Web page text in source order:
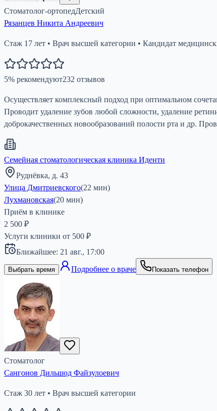
Стоматолог-ортопедДетский
Рязанцев Никита Андреевич
Стаж 17 лет • Врач высшей категории • Кандидат
5% рекомендуют232 отзывов
Осуществляет комплексный подход при оптимальном
Проводит удаление зубов любой сложности, удаление
доброкачественных новообразований полости рта и др.
Семейная стоматологическая клиника Иденти
Руднёвка, д. 43
Улица Дмитриевского(22 мин)
Лухмановская(20 мин)
Приём в клинике
2 500 ₽
Услуги клиники от 500 ₽
Ближайшее: 21 авг., 17:00
Выбрать время Подробнее о враче Показать телефон
Стоматолог
Сангонов Дильшод Файзулоевич
Стаж 30 лет • Врач высшей категории